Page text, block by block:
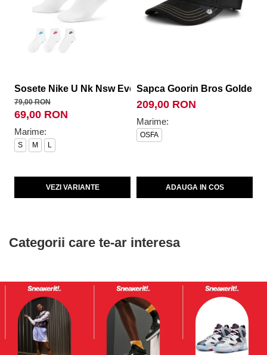
Sosete Nike U Nk Nsw Everyday Essential An
79,00 RON
69,00 RON
Marime:
S M L
VEZI VARIANTE
Sapca Goorin Bros Golden
209,00 RON
Marime:
OSFA
ADAUGA IN COS
Categorii care te-ar interesa